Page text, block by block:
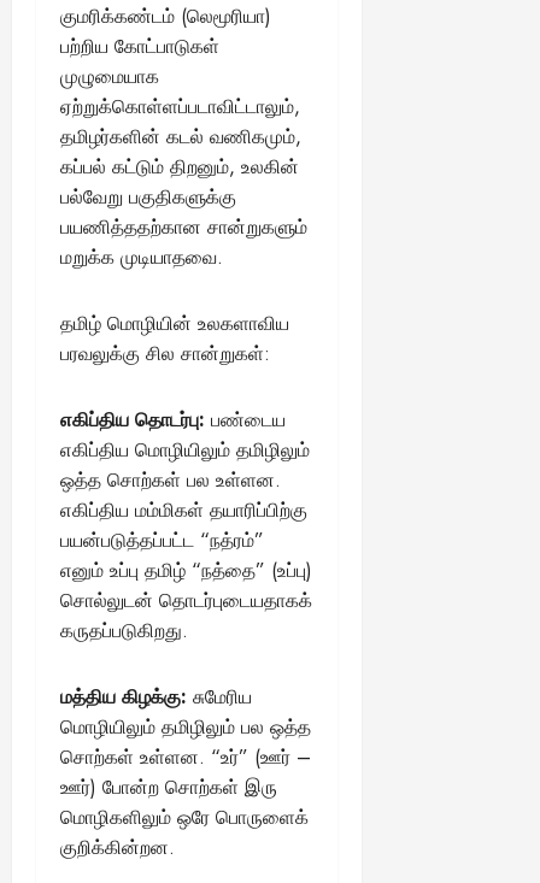
குமரிக்கண்டம் (லெமூரியா)
பற்றிய கோட்பாடுகள்
முழுமையாக
ஏற்றுக்கொள்ளப்படாவிட்டாலும்,
தமிழர்களின் கடல் வணிகமும்,
கப்பல் கட்டும் திறனும், உலகின்
பல்வேறு பகுதிகளுக்கு
பயணித்ததற்கான சான்றுகளும்
மறுக்க முடியாதவை.
தமிழ் மொழியின் உலகளாவிய
பரவலுக்கு சில சான்றுகள்:
எகிப்திய தொடர்பு: பண்டைய
எகிப்திய மொழியிலும் தமிழிலும்
ஒத்த சொற்கள் பல உள்ளன.
எகிப்திய மம்மிகள் தயாரிப்பிற்கு
பயன்படுத்தப்பட்ட “நத்ரம்”
எனும் உப்பு தமிழ் “நத்தை” (உப்பு)
சொல்லுடன் தொடர்புடையதாகக்
கருதப்படுகிறது.
மத்திய கிழக்கு: சுமேரிய
மொழியிலும் தமிழிலும் பல ஒத்த
சொற்கள் உள்ளன. “உர்” (ஊர் –
ஊர்) போன்ற சொற்கள் இரு
மொழிகளிலும் ஒரே பொருளைக்
குறிக்கின்றன.